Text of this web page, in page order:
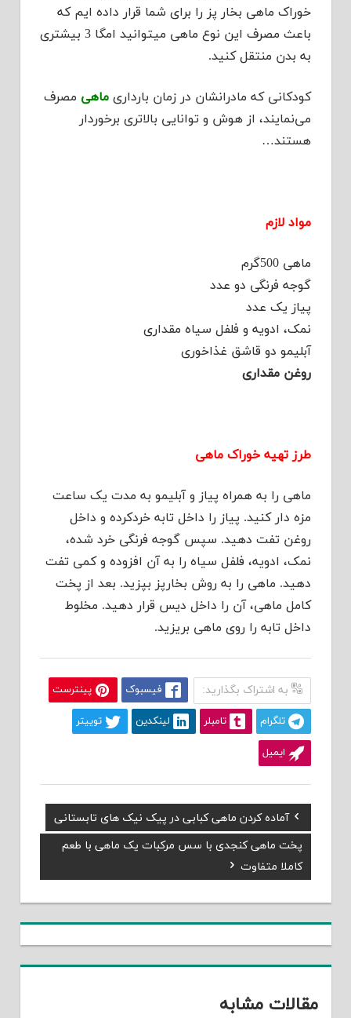
خوراک ماهی بخار پز را برای شما قرار داده ایم که
باعث مصرف این نوع ماهی میتوانید امگا 3 بیشتری
به بدن منتقل کنید.
کودکانی که مادرانشان در زمان بارداری ماهی مصرف
می‌نمایند، از هوش و توانایی بالاتری برخوردار
هستند…
مواد لازم
ماهی 500گرم
گوجه فرنگی دو عدد
پیاز یک عدد
نمک، ادویه و فلفل سیاه مقداری
آبلیمو دو قاشق غذاخوری
روغن مقداری
طرز تهیه خوراک ماهی
ماهی را به همراه پیاز و آبلیمو به مدت یک ساعت
مزه دار کنید. پیاز را داخل تابه خردکرده و داخل
روغن تفت دهید. سپس گوجه فرنگی خرد شده،
نمک، ادویه، فلفل سیاه را به آن افزوده و کمی تفت
دهید. ماهی را به روش بخارپز بپزید. بعد از پخت
کامل ماهی، آن را داخل دیس قرار دهید. مخلوط
داخل تابه را روی ماهی بریزید.
به اشتراک بگذارید: فیسبوک پینترست
تلگرام تامبلر لینکدین توییتر
ایمیل
راهبری
نوشته
Previous
Post:
آماده کردن ماهی كبابی در پیک نیک های تابستانی
Next
Post:
پخت ماهی کنجدی با سس مرکبات یک ماهی با طعم
کاملا متفاوت
مقالات مشابه